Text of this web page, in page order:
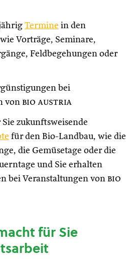
Termine in den
Vorträge, Seminare,
Feldbegehungen oder
bei
von bio austria
zukunftsweisende
für den Bio-Landbau, wie die
die Gemüsetage oder die
und Sie erhalten
bei Veranstaltungen von bio
für Sie